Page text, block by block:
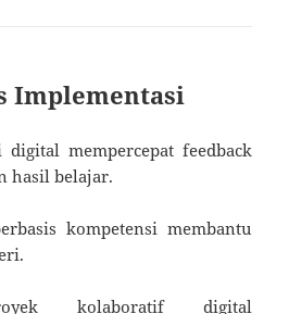
Implementasi
digital mempercepat feedback
hasil belajar.
kompetensi membantu
kolaboratif digital